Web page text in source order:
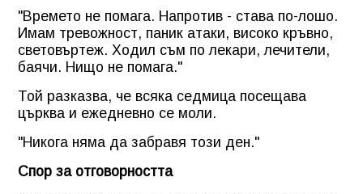
"Времето не помага. Напротив - става по-лошо.
Имам тревожност, паник атаки, високо кръвно,
световъртеж. Ходил съм по лекари, лечители,
баячи. Нищо не помага."
Той разказва, че всяка седмица посещава
църква и ежедневно се моли.
"Никога няма да забравя този ден."
Спор за отговорността